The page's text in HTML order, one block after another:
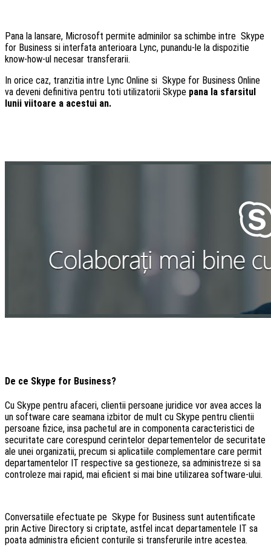
Pana la lansare, Microsoft permite adminilor sa schimbe intre Skype
for Business si interfata anterioara Lync, punandu-le la dispozitie
know-how-ul necesar transferarii.
In orice caz, tranzitia intre Lync Online si Skype for Business Online
va deveni definitiva pentru toti utilizatorii Skype pana la sfarsitul
lunii viitoare a acestui an.
De ce Skype for Business?
Cu Skype pentru afaceri, clientii persoane juridice vor avea acces la
un software care seamana izbitor de mult cu Skype pentru clientii
persoane fizice, insa pachetul are in componenta caracteristici de
securitate care corespund cerintelor departementelor de securitate
ale unei organizatii, precum si aplicatiile complementare care permit
departamentelor IT respective sa gestioneze, sa administreze si sa
controleze mai rapid, mai eficient si mai bine utilizarea software-ului.
Conversatiile efectuate pe Skype for Business sunt autentificate
prin Active Directory si criptate, astfel incat departamentele IT sa
poata administra eficient conturile si transferurile intre acestea.